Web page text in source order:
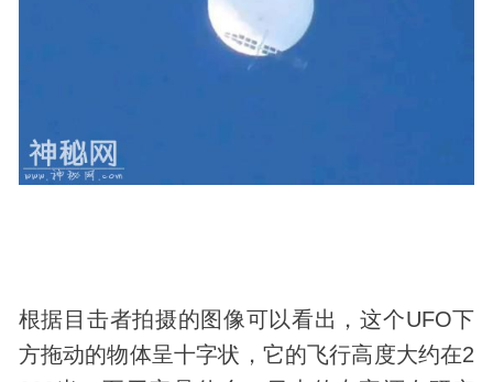
根据目击者拍摄的图像可以看出，这个UFO下
方拖动的物体呈十字状，它的飞行高度大约在2